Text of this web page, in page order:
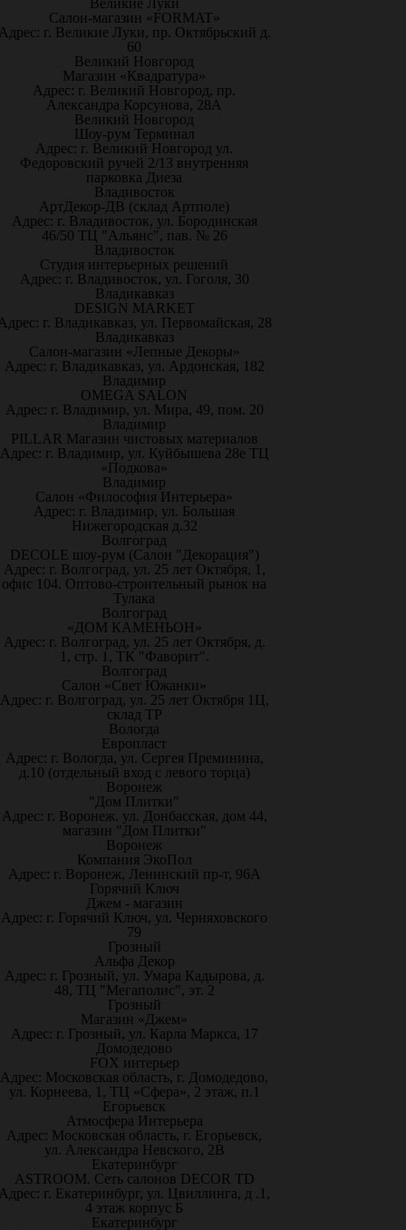
Великие Луки
Салон-магазин «FORMAT»
г. Великие Луки, пр. Октябрьский д.
60
Великий Новгород
Магазин «Квадратура»
Адрес: г. Великий Новгород, пр.
Александра Корсунова, 28А
Великий Новгород
Шоу-рум Терминал
Адрес: г. Великий Новгород ул.
Федоровский ручей 2/13 внутренняя
парковка Диеза
Владивосток
АртДекор-ДВ (склад Артполе)
Адрес: г. Владивосток, ул. Бородинская
46/50 ТЦ "Альянс", пав. № 26
Владивосток
Студия интерьерных решений
Адрес: г. Владивосток, ул. Гоголя, 30
Владикавказ
DESIGN MARKET
г. Владикавказ, ул. Первомайская, 28
Владикавказ
Салон-магазин «Лепные Декоры»
Адрес: г. Владикавказ, ул. Ардонская, 182
Владимир
OMEGA SALON
Адрес: г. Владимир, ул. Мира, 49, пом. 20
Владимир
PILLAR Магазин чистовых материалов
Адрес: г. Владимир, ул. Куйбышева 28е ТЦ
«Подкова»
Владимир
Салон «Философия Интерьера»
Адрес: г. Владимир, ул. Большая
Нижегородская д.32
Волгоград
DECOLE шоу-рум (Салон "Декорация")
Адрес: г. Волгоград, ул. 25 лет Октября, 1,
офис 104. Оптово-строительный рынок на
Тулака
Волгоград
«ДОМ КАМЕНЬОН»
Адрес: г. Волгоград, ул. 25 лет Октября, д.
1, стр. 1, ТК "Фаворит".
Волгоград
Салон «Свет Южанки»
Адрес: г. Волгоград, ул. 25 лет Октября 1Ц,
склад ТР
Вологда
Европласт
Адрес: г. Вологда, ул. Сергея Преминина,
д.10 (отдельный вход с левого торца)
Воронеж
"Дом Плитки"
Адрес: г. Воронеж. ул. Донбасская, дом 44,
магазин "Дом Плитки"
Воронеж
Компания ЭкоПол
Адрес: г. Воронеж, Ленинский пр-т, 96А
Горячий Ключ
Джем - магазин
Адрес: г. Горячий Ключ, ул. Черняховского
79
Грозный
Альфа Декор
Адрес: г. Грозный, ул. Умара Кадырова, д.
48, ТЦ "Мегаполис", эт. 2
Грозный
Магазин «Джем»
Адрес: г. Грозный, ул. Карла Маркса, 17
Домодедово
FOX интерьер
Адрес: Московская область, г. Домодедово,
ул. Корнеева, 1, ТЦ «Сфера», 2 этаж, п.1
Егорьевск
Атмосфера Интерьера
Адрес: Московская область, г. Егорьевск,
ул. Александра Невского, 2В
Екатеринбург
ASTROOM. Сеть салонов DECOR TD
г. Екатеринбург, ул. Цвиллинга, д .1,
4 этаж корпус Б
Екатеринбург